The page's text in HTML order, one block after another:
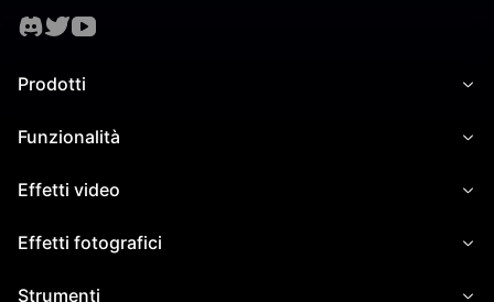
Prodotti
Funzionalità
Effetti video
Effetti fotografici
Strumenti